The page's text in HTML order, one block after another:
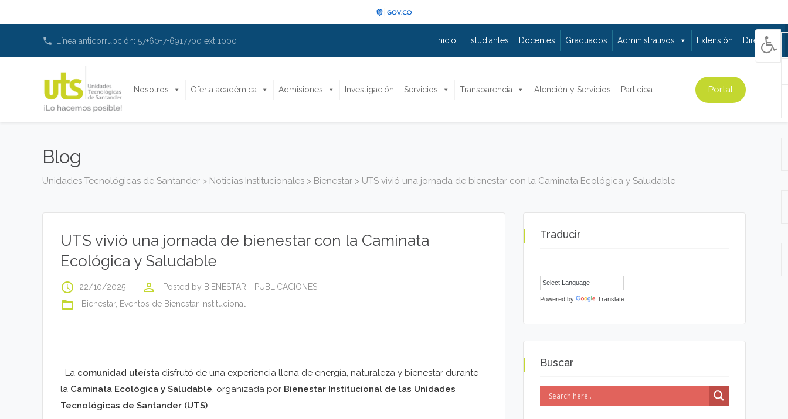
phone Línea anticorrupción: 57+60+7+6917700 ext 1000 Inicio Estudiantes Docentes Graduados Administrativos Extensión Directorio
Nosotros Oferta académica Admisiones Investigación Servicios Transparencia Atención y Servicios Participa Portal
Blog
Unidades Tecnológicas de Santander > Noticias Institucionales > Bienestar > UTS vivió una jornada de bienestar con la Caminata Ecológica y Saludable
UTS vivió una jornada de bienestar con la Caminata
Ecológica y Saludable
access_time 22/10/2025 perm_identity Posted by BIENESTAR - PUBLICACIONES
folder_open Bienestar, Eventos de Bienestar Institucional
La comunidad uteísta disfrutó de una experiencia llena de energía, naturaleza y bienestar durante
la Caminata Ecológica y Saludable, organizada por Bienestar Institucional de las Unidades
Tecnológicas de Santander (UTS).
Traducir
Powered by Translate
Buscar